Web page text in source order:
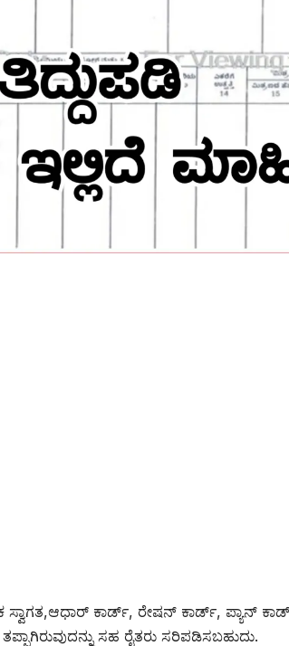
ಸ್ವಾಗತ,ಆಧಾರ್ ಕಾರ್ಡ್, ರೇಷನ್ ಕಾರ್ಡ್, ಪ್ಯಾನ್
ಸಹ ರೈತರು ಸರಿಪಡಿಸಬಹುದು.